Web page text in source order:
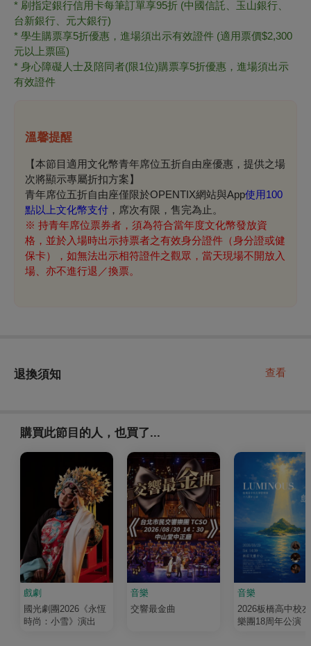
* 刷指定銀行信用卡每筆訂單享95折 (中國信託、玉山銀行、
台新銀行、元大銀行)
* 學生購票享5折優惠，進場須出示有效證件 (適用票價$2,300
元以上票區)
* 身心障礙人士及陪同者(限1位)購票享5折優惠，進場須出示
有效證件
溫馨提醒
【本節目適用文化幣青年席位五折自由座優惠，提供之場
次將顯示專屬折扣方案】
青年席位五折自由座僅限於OPENTIX網站與App使用100
點以上文化幣支付 ，席次有限，售完為止。
※ 持青年席位票券者，須為符合當年度文化幣發放資
格，並於入場時出示持票者之有效身分證件（身分證或健
保卡），如無法出示相符證件之觀眾，當天現場不開放入
場、亦不進行退／換票。
退換須知 查看
購買此節目的人，也買了...
戲劇
國光劇團2026《永恆
時尚：小雪》演出
音樂
交響最金曲
音樂
2026板橋高中校
樂團18周年公演